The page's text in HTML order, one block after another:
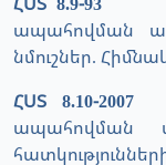
ապահովման
նմուշներ.
ՀՍՏ 8.10-2007
ապահովման